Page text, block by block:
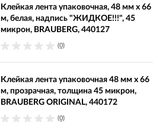
Клейкая лента упаковочная, 48 мм х 66
м, белая, надпись "ЖИДКОЕ!!!", 45
микрон, BRAUBERG, 440127
(0)
Клейкая лента упаковочная 48 мм х 66
м, прозрачная, толщина 45 микрон,
BRAUBERG ORIGINAL, 440172
(0)